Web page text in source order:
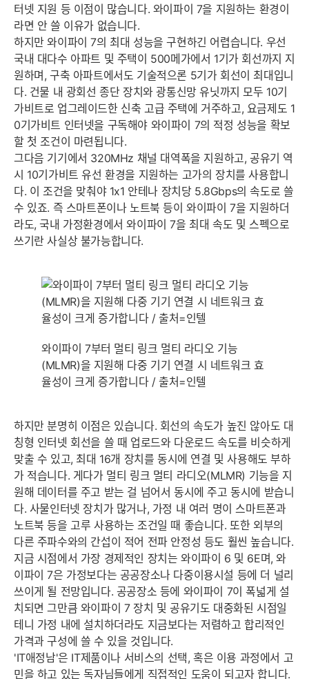
터넷 지원 등 이점이 많습니다. 와이파이 7을 지원하는 환경이
라면 안 쓸 이유가 없습니다.
하지만 와이파이 7의 최대 성능을 구현하긴 어렵습니다. 우선
국내 대다수 아파트 및 주택이 500메가에서 1기가 회선까지 지
원하며, 구축 아파트에서도 기술적으론 5기가 회선이 최대입니
다. 건물 내 광회선 종단 장치와 광통신망 유닛까지 모두 10기
가비트로 업그레이드한 신축 고급 주택에 거주하고, 요금제도 1
0기가비트 인터넷을 구독해야 와이파이 7의 적정 성능을 확보
할 첫 조건이 마련됩니다.
그다음 기기에서 320MHz 채널 대역폭을 지원하고, 공유기 역
시 10기가비트 유선 환경을 지원하는 고가의 장치를 사용합니
다. 이 조건을 맞춰야 1x1 안테나 장치당 5.8Gbps의 속도로 쓸
수 있죠. 즉 스마트폰이나 노트북 등이 와이파이 7을 지원하더
라도, 국내 가정환경에서 와이파이 7을 최대 속도 및 스펙으로
쓰기란 사실상 불가능합니다.
와이파이 7부터 멀티 링크 멀티 라디오 기능
(MLMR)을 지원해 다중 기기 연결 시 네트워크 효
율성이 크게 증가합니다 / 출처=인텔
하지만 분명히 이점은 있습니다. 회선의 속도가 높진 않아도 대
칭형 인터넷 회선을 쓸 때 업로드와 다운로드 속도를 비슷하게
맞출 수 있고, 최대 16개 장치를 동시에 연결 및 사용해도 부하
가 적습니다. 게다가 멀티 링크 멀티 라디오(MLMR) 기능을 지
원해 데이터를 주고 받는 걸 넘어서 동시에 주고 동시에 받습니
다. 사물인터넷 장치가 많거나, 가정 내 여러 명이 스마트폰과
노트북 등을 고루 사용하는 조건일 때 좋습니다. 또한 외부의
다른 주파수와의 간섭이 적어 전파 안정성 등도 훨씬 높습니다.
지금 시점에서 가장 경제적인 장치는 와이파이 6 및 6E며, 와
이파이 7은 가정보다는 공공장소나 다중이용시설 등에 더 널리
쓰이게 될 전망입니다. 공공장소 등에 와이파이 7이 폭넓게 설
치되면 그만큼 와이파이 7 장치 및 공유기도 대중화된 시점일
테니 가정 내에 설치하더라도 지금보다는 저렴하고 합리적인
가격과 구성에 쓸 수 있을 것입니다.
'IT애정남'은 IT제품이나 서비스의 선택, 혹은 이용 과정에서 고
민을 하고 있는 독자님들에게 직접적인 도움이 되고자 합니다.
세부정보 열기/접기